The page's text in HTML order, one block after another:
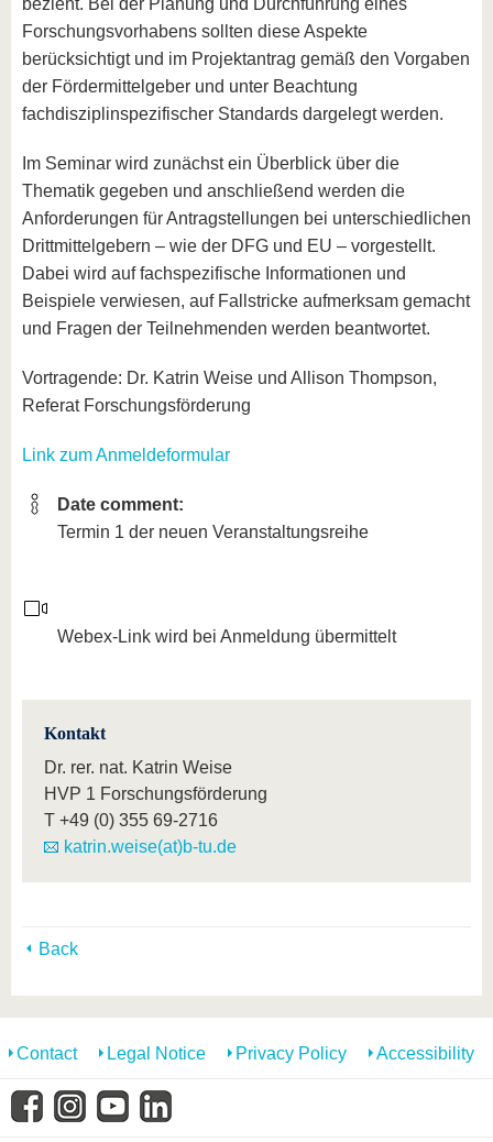
bezieht. Bei der Planung und Durchführung eines
Forschungsvorhabens sollten diese Aspekte
berücksichtigt und im Projektantrag gemäß den Vorgaben
der Fördermittelgeber und unter Beachtung
fachdisziplinspezifischer Standards dargelegt werden.
Im Seminar wird zunächst ein Überblick über die
Thematik gegeben und anschließend werden die
Anforderungen für Antragstellungen bei unterschiedlichen
Drittmittelgebern – wie der DFG und EU – vorgestellt.
Dabei wird auf fachspezifische Informationen und
Beispiele verwiesen, auf Fallstricke aufmerksam gemacht
und Fragen der Teilnehmenden werden beantwortet.
Vortragende: Dr. Katrin Weise und Allison Thompson,
Referat Forschungsförderung
Link zum Anmeldeformular
Date comment:
Termin 1 der neuen Veranstaltungsreihe
Webex-Link wird bei Anmeldung übermittelt
Kontakt
Dr. rer. nat. Katrin Weise
HVP 1 Forschungsförderung
T +49 (0) 355 69-2716
katrin.weise(at)b-tu.de
Back
Contact Legal Notice Privacy Policy Accessibility